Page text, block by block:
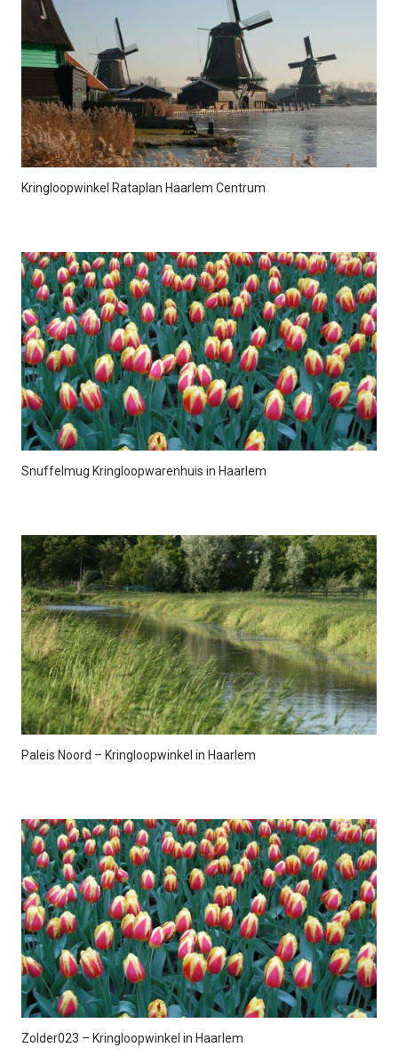
Kringloopwinkel Rataplan Haarlem Centrum
Snuffelmug Kringloopwarenhuis in Haarlem
Paleis Noord – Kringloopwinkel in Haarlem
Zolder023 – Kringloopwinkel in Haarlem